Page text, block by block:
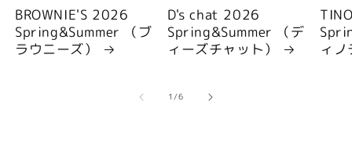
BROWNIE'S 2026
Spring&Summer （ブ
ラウニーズ）
D's chat 2026
Spring&Summer （デ
ィーズチャット）
ィ
1/の
6